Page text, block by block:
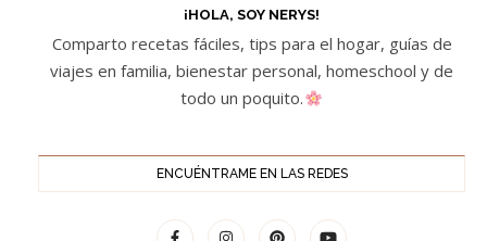
¡HOLA, SOY NERYS!
Comparto recetas fáciles, tips para el hogar, guías de
viajes en familia, bienestar personal, homeschool y de
todo un poquito.
ENCUÉNTRAME EN LAS REDES